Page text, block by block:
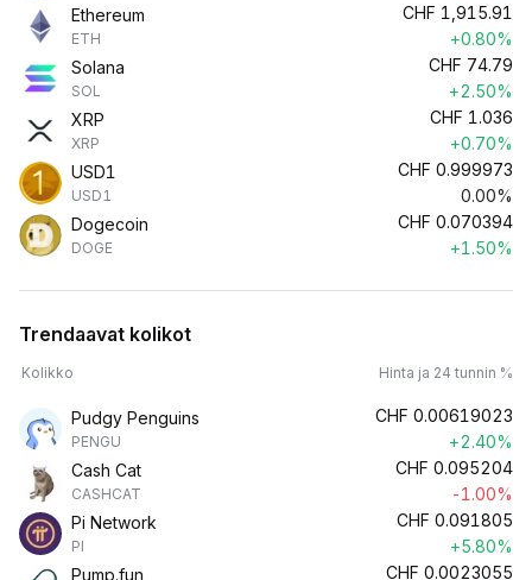
Ethereum
ETH
CHF 1,915.91
+0.80%
Solana
SOL
CHF 74.79
+2.50%
XRP
XRP
CHF 1.036
+0.70%
USD1
USD1
CHF 0.999973
0.00%
Dogecoin
DOGE
CHF 0.070394
+1.50%
Trendaavat kolikot
Kolikko Hinta ja 24 tunnin %
Pudgy Penguins
PENGU
CHF 0.00619023
+2.40%
Cash Cat
CASHCAT
CHF 0.095204
-1.00%
Pi Network
PI
CHF 0.091805
+5.80%
Pump.fun
CHF 0.0023055